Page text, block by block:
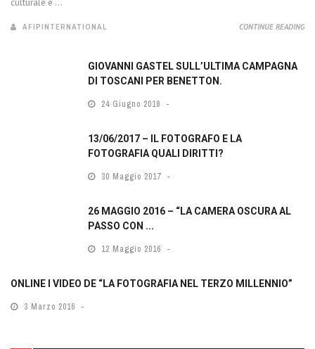
culturale e ...
AFIPINTERNATIONAL CONTINUE READING
GIOVANNI GASTEL SULL’ULTIMA CAMPAGNA
DI TOSCANI PER BENETTON.
24 Giugno 2018
13/06/2017 – IL FOTOGRAFO E LA
FOTOGRAFIA QUALI DIRITTI?
30 Maggio 2017
26 MAGGIO 2016 – “LA CAMERA OSCURA AL
PASSO CON ...
12 Maggio 2016
ONLINE I VIDEO DE “LA FOTOGRAFIA NEL TERZO MILLENNIO”
3 Marzo 2016